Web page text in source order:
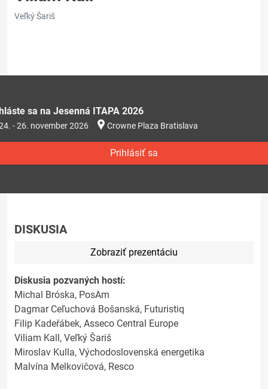
Veľký Šariš
sa na Jesenná ITAPA 2026
- 26. november 2026 Crowne Plaza Bratislava
Prihlásiť sa
DISKUSIA
Zobraziť prezentáciu
Diskusia pozvaných hostí:
Michal Bróska, PosAm
Dagmar Ceľuchová Bošanská, Futuristiq
Filip Kadeřábek, Asseco Central Europe
Viliam Kall, Veľký Šariš
Miroslav Kulla, Východoslovenská energetika
Malvína Melkovičová, Resco